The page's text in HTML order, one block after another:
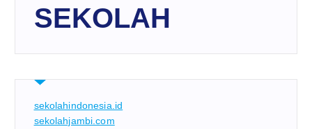
SEKOLAH
sekolahindonesia.id
sekolahjambi.com